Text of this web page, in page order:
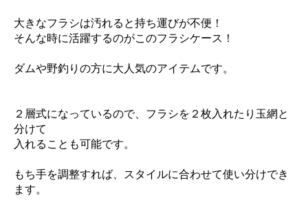
大きなフラシは汚れると持ち運びが不便！
そんな時に活躍するのがこのフラシケース！
ダムや野釣りの方に大人気のアイテムです。
２層式になっているので、フラシを２枚入れたり玉網と
分けて
入れることも可能です。
もち手を調整すれば、スタイルに合わせて使い分けでき
ます。